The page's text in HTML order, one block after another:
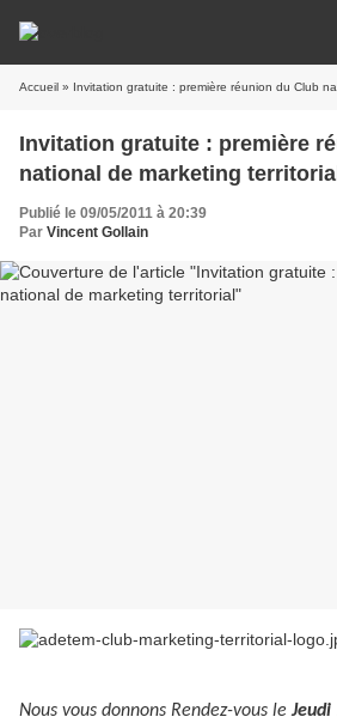
Accueil » Invitation gratuite : première réunion du Club
Invitation gratuite : première
national de marketing territorial
Publié le 09/05/2011 à 20:39
Par Vincent Gollain
Nous vous donnons Rendez-vous leJeudi